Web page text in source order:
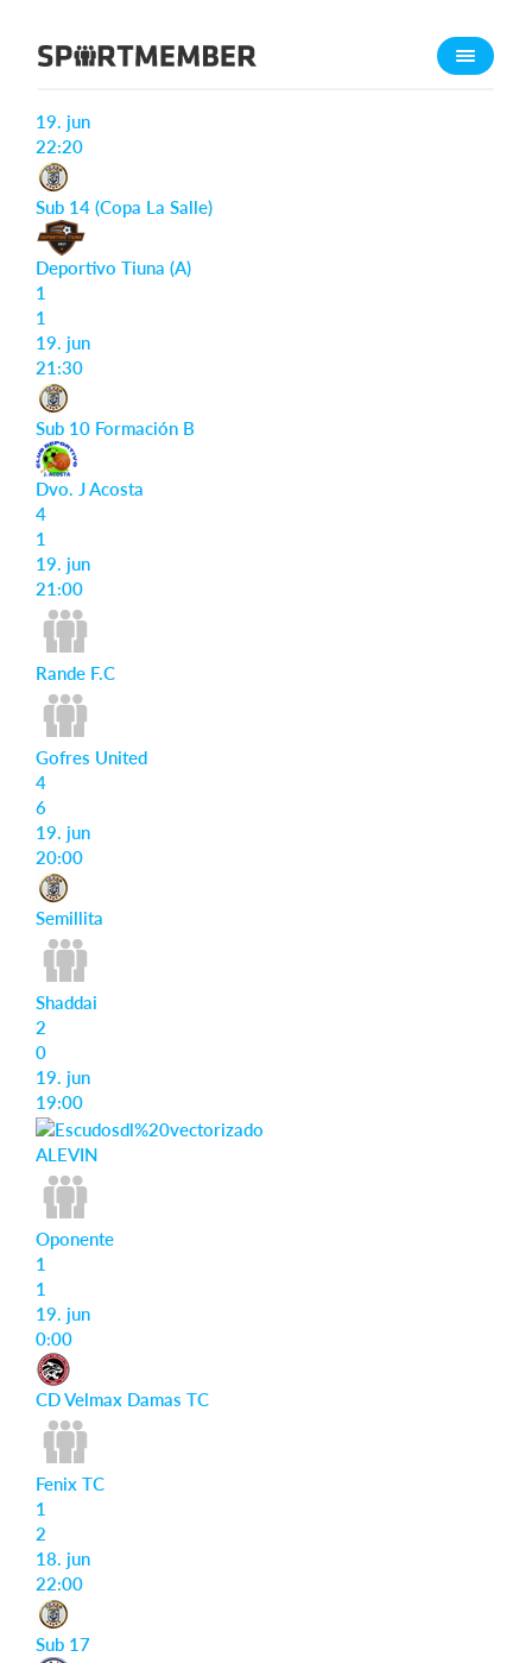
Acerca de SportMember
Calendario
Tienda Online
¿Cuanto cuesta?
Informe del partido
19. jun
22:20
Sub 14 (Copa La Salle)
Deportivo Tiuna (A)
1
1
19. jun
21:30
Sub 10 Formación B
Dvo. J Acosta
4
1
19. jun
21:00
Rande F.C
Gofres United
4
6
19. jun
20:00
Semillita
Shaddai
2
0
19. jun
19:00
ALEVIN
Oponente
1
1
19. jun
0:00
CD Velmax Damas TC
Fenix TC
1
2
18. jun
22:00
Sub 17